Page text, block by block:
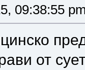
09:38:55
от